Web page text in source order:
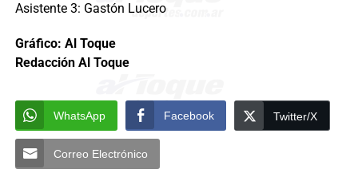
Asistente 3: Gastón Lucero
Gráfico: Al Toque
Redacción Al Toque
WhatsApp Facebook Twitter/X
Correo Electrónico